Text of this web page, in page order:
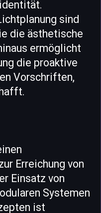
sind
die ästhetische
ermöglicht
die proaktive
Vorschriften,
Erreichung von
Einsatz von
Systemen
ist